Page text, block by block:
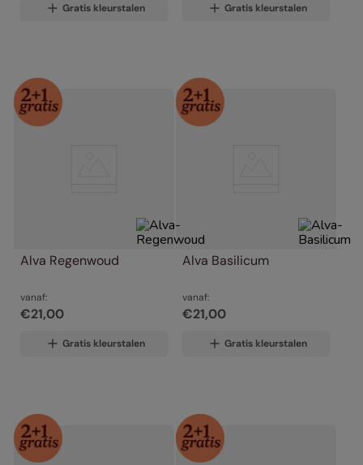
Gratis kleurstalen Gratis kleurstalen
Alva Regenwoud
vanaf:
€21,00
Gratis kleurstalen
Alva Basilicum
vanaf:
€21,00
Gratis kleurstalen